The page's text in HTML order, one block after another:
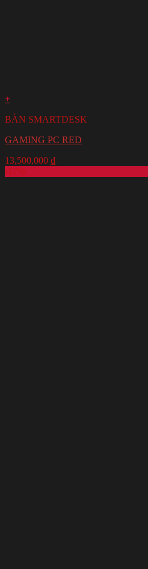
+
BÀN SMARTDESK
GAMING PC RED
13,500,000 ₫
-17%